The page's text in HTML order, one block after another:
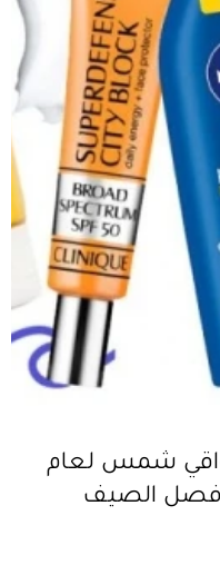
شمس لعام